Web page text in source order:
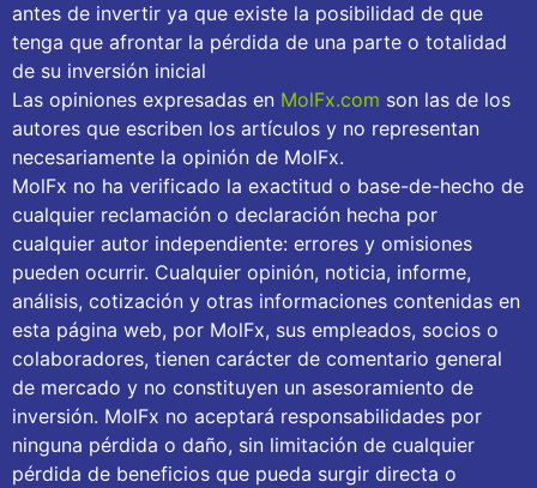
antes de invertir ya que existe la posibilidad de que
tenga que afrontar la pérdida de una parte o totalidad
de su inversión inicial
Las opiniones expresadas en MolFx.com son las de los
autores que escriben los artículos y no representan
necesariamente la opinión de MolFx.
MolFx no ha verificado la exactitud o base-de-hecho de
cualquier reclamación o declaración hecha por
cualquier autor independiente: errores y omisiones
pueden ocurrir. Cualquier opinión, noticia, informe,
análisis, cotización y otras informaciones contenidas en
esta página web, por MolFx, sus empleados, socios o
colaboradores, tienen carácter de comentario general
de mercado y no constituyen un asesoramiento de
inversión. MolFx no aceptará responsabilidades por
ninguna pérdida o daño, sin limitación de cualquier
pérdida de beneficios que pueda surgir directa o